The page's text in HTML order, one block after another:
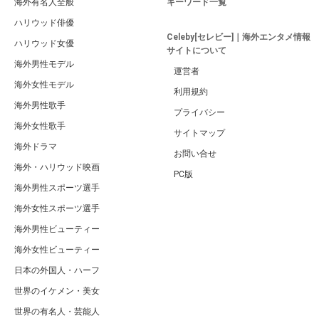
海外有名人全般
ハリウッド俳優
ハリウッド女優
海外男性モデル
海外女性モデル
海外男性歌手
海外女性歌手
海外ドラマ
海外・ハリウッド映画
海外男性スポーツ選手
海外女性スポーツ選手
海外男性ビューティー
海外女性ビューティー
日本の外国人・ハーフ
世界のイケメン・美女
世界の有名人・芸能人
キーワード一覧
Celeby[セレビー]｜海外エンタメ情報
サイトについて
運営者
利用規約
プライバシー
サイトマップ
お問い合せ
PC版